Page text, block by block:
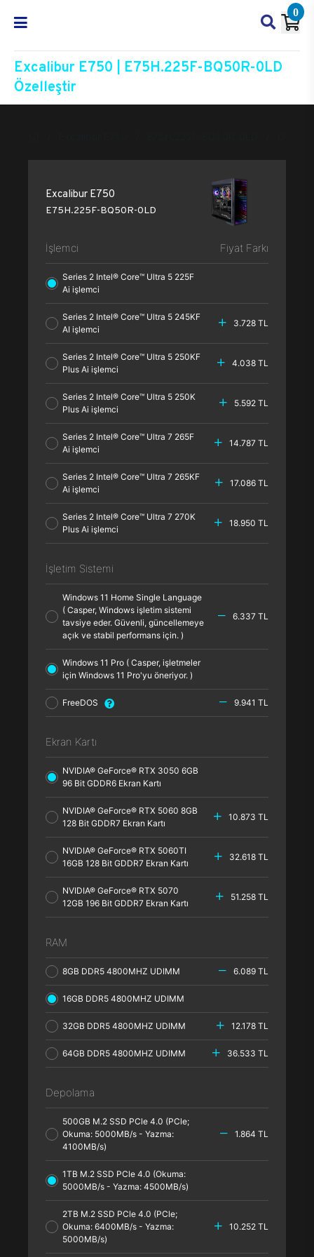
0
Excalibur E750 | E75H.225F-BQ50R-0LD
Özelleştir
Excalibur E750
E75H.225F-BQ50R-0LD
İşlemci Fiyat Farkı
Series 2 Intel® Core™ Ultra 5 225F
Ai işlemci
Series 2 Intel® Core™ Ultra 5 245KF
AI işlemci
3.728 TL
Series 2 Intel® Core™ Ultra 5 250KF
Plus Ai işlemci
4.038 TL
Series 2 Intel® Core™ Ultra 5 250K
Plus Ai işlemci
5.592 TL
Series 2 Intel® Core™ Ultra 7 265F
Ai işlemci
14.787 TL
Series 2 Intel® Core™ Ultra 7 265KF
Ai işlemci
17.086 TL
Series 2 Intel® Core™ Ultra 7 270K
Plus Ai işlemci
18.950 TL
İşletim Sistemi
Windows 11 Home Single Language
( Casper, Windows işletim sistemi
tavsiye eder. Güvenli, güncellemeye
açık ve stabil performans için. )
6.337 TL
Windows 11 Pro ( Casper, işletmeler
için Windows 11 Pro'yu öneriyor. )
FreeDOS 9.941 TL
Ekran Kartı
NVIDIA® GeForce® RTX 3050 6GB
96 Bit GDDR6 Ekran Kartı
NVIDIA® GeForce® RTX 5060 8GB
128 Bit GDDR7 Ekran Kartı
10.873 TL
NVIDIA® GeForce® RTX 5060TI
16GB 128 Bit GDDR7 Ekran Kartı
32.618 TL
NVIDIA® GeForce® RTX 5070
12GB 196 Bit GDDR7 Ekran Kartı
51.258 TL
RAM
8GB DDR5 4800MHZ UDIMM 6.089 TL
16GB DDR5 4800MHZ UDIMM
32GB DDR5 4800MHZ UDIMM 12.178 TL
64GB DDR5 4800MHZ UDIMM 36.533 TL
Depolama
500GB M.2 SSD PCle 4.0 (PCle;
Okuma: 5000MB/s - Yazma:
4100MB/s)
1.864 TL
1TB M.2 SSD PCle 4.0 (Okuma:
5000MB/s - Yazma: 4500MB/s)
2TB M.2 SSD PCle 4.0 (PCle;
Okuma: 6400MB/s - Yazma:
5000MB/s)
10.252 TL